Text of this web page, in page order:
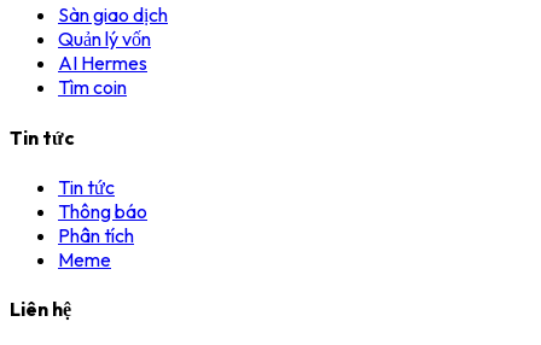
Sàn giao dịch
Quản lý vốn
AI Hermes
Tìm coin
Tin tức
Tin tức
Thông báo
Phân tích
Meme
Liên hệ